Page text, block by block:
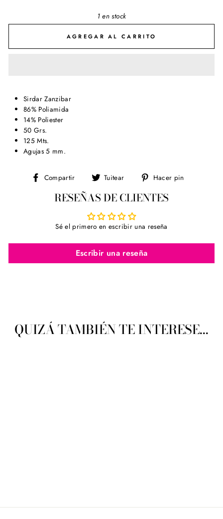
1 en stock
AGREGAR AL CARRITO
Sirdar Zanzibar
86% Poliamida
14% Poliester
50 Grs.
125 Mts.
Agujas 5 mm.
Compartir
Compartir
Facebook
Tuitear
Tuitear
Twitter
Hacer pin
RESEÑAS DE CLIENTES
Sé el primero en escribir una reseña
Escribir una reseña
QUIZÁ TAMBIÉN TE INTERESE...